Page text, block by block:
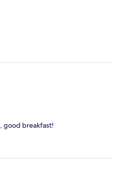
good breakfast!